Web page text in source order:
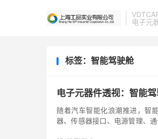
电子元
标签：智能驾驶舱
电子元器件透视：智能
随着汽车智能化浪潮推进，智
器、传感器接口、电源管理、